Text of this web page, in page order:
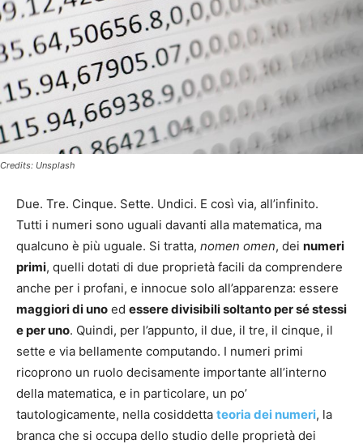
Credits: Unsplash
Due. Tre. Cinque. Sette. Undici. E così via, all’infinito.
Tutti i numeri sono uguali davanti alla matematica, ma
qualcuno è più uguale. Si tratta, nomen omen, dei numeri
primi, quelli dotati di due proprietà facili da comprendere
anche per i profani, e innocue solo all’apparenza: essere
maggiori di uno ed essere divisibili soltanto per sé stessi
e per uno. Quindi, per l’appunto, il due, il tre, il cinque, il
sette e via bellamente computando. I numeri primi
ricoprono un ruolo decisamente importante all’interno
della matematica, e in particolare, un po’
tautologicamente, nella cosiddetta teoria dei numeri, la
branca che si occupa dello studio delle proprietà dei